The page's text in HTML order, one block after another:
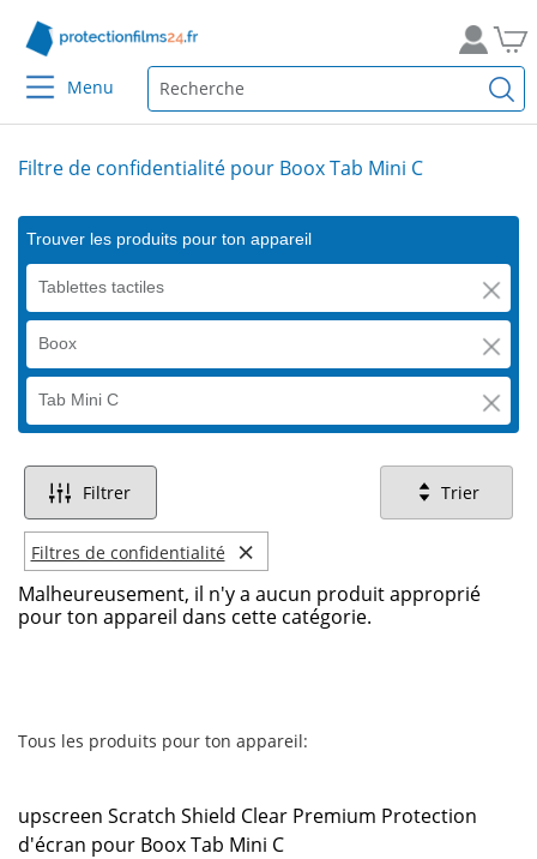
Menu
Filtre de confidentialité pour Boox Tab Mini C
Trouver les produits pour ton appareil
Tablettes tactiles
Boox
Tab Mini C
Filtrer Trier
Filtres de confidentialité ×
Malheureusement, il n'y a aucun produit approprié
pour ton appareil dans cette catégorie.
Tous les produits pour ton appareil:
upscreen Scratch Shield Clear Premium Protection
d'écran pour Boox Tab Mini C